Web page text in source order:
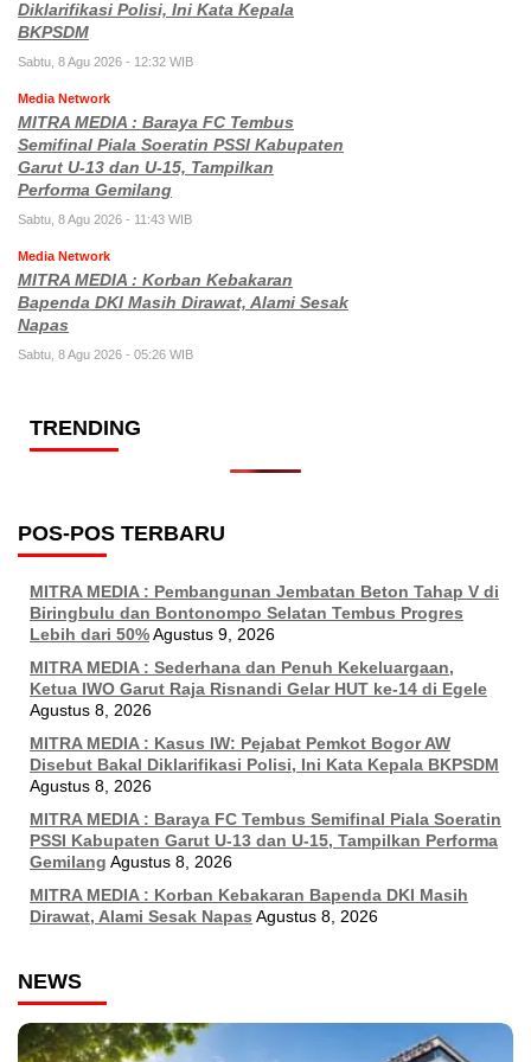
Diklarifikasi Polisi, Ini Kata Kepala
BKPSDM
Sabtu, 8 Agu 2026 - 12:32 WIB
Media Network
MITRA MEDIA : Baraya FC Tembus
Semifinal Piala Soeratin PSSI Kabupaten
Garut U-13 dan U-15, Tampilkan
Performa Gemilang
Sabtu, 8 Agu 2026 - 11:43 WIB
Media Network
MITRA MEDIA : Korban Kebakaran
Bapenda DKI Masih Dirawat, Alami Sesak
Napas
Sabtu, 8 Agu 2026 - 05:26 WIB
TRENDING
POS-POS TERBARU
MITRA MEDIA : Pembangunan Jembatan Beton Tahap V di
Biringbulu dan Bontonompo Selatan Tembus Progres
Lebih dari 50%Agustus 9, 2026
MITRA MEDIA : Sederhana dan Penuh Kekeluargaan,
Ketua IWO Garut Raja Risnandi Gelar HUT ke-14 di Egele
Agustus 8, 2026
MITRA MEDIA : Kasus IW: Pejabat Pemkot Bogor AW
Disebut Bakal Diklarifikasi Polisi, Ini Kata Kepala BKPSDM
Agustus 8, 2026
MITRA MEDIA : Baraya FC Tembus Semifinal Piala Soeratin
PSSI Kabupaten Garut U-13 dan U-15, Tampilkan Performa
Gemilang Agustus 8, 2026
MITRA MEDIA : Korban Kebakaran Bapenda DKI Masih
Dirawat, Alami Sesak Napas Agustus 8, 2026
NEWS